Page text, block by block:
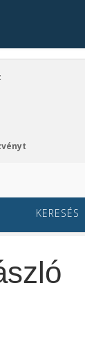
KERESÉS